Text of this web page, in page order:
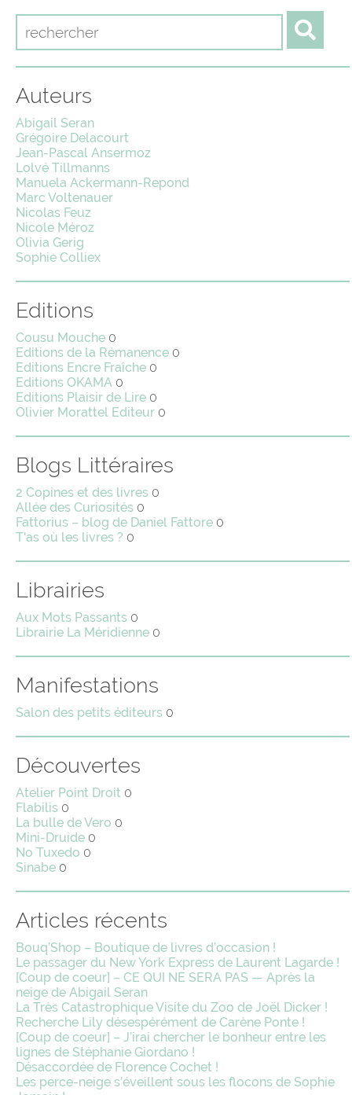
Auteurs
Abigail Seran
Grégoire Delacourt
Jean-Pascal Ansermoz
Lolvé Tillmanns
Manuela Ackermann-Repond
Marc Voltenauer
Nicolas Feuz
Nicole Méroz
Olivia Gerig
Sophie Colliex
Editions
Cousu Mouche 0
Editions de la Rémanence 0
Editions Encre Fraîche 0
Editions OKAMA 0
Editions Plaisir de Lire 0
Olivier Morattel Editeur 0
Blogs Littéraires
2 Copines et des livres 0
Allée des Curiosités 0
Fattorius – blog de Daniel Fattore 0
T'as où les livres ? 0
Librairies
Aux Mots Passants 0
Librairie La Méridienne 0
Manifestations
Salon des petits éditeurs 0
Découvertes
Atelier Point Droit 0
Flabilis 0
La bulle de Vero 0
Mini-Druide 0
No Tuxedo 0
Sinabe 0
Articles récents
Bouq’Shop – Boutique de livres d’occasion !
Le passager du New York Express de Laurent Lagarde !
[Coup de coeur] – CE QUI NE SERA PAS — Après la
neige de Abigail Seran
La Très Catastrophique Visite du Zoo de Joël Dicker !
Recherche Lily désespérément de Carène Ponte !
[Coup de coeur] – J’irai chercher le bonheur entre les
lignes de Stéphanie Giordano !
Désaccordée de Florence Cochet !
Les perce-neige s’éveillent sous les flocons de Sophie